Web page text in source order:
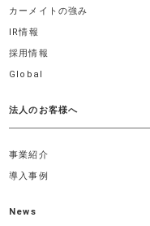
カーメイトの強み
IR情報
採用情報
Global
法人のお客様へ
事業紹介
導入事例
News